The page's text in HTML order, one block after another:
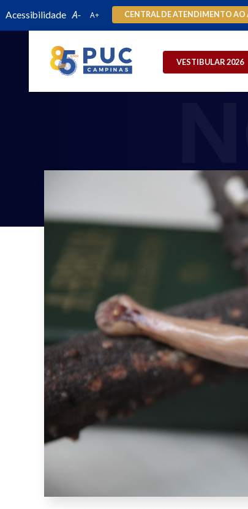
Acessibilidade CENTRAL DE ATENDIMENTO AO
VESTIBULAR 2026